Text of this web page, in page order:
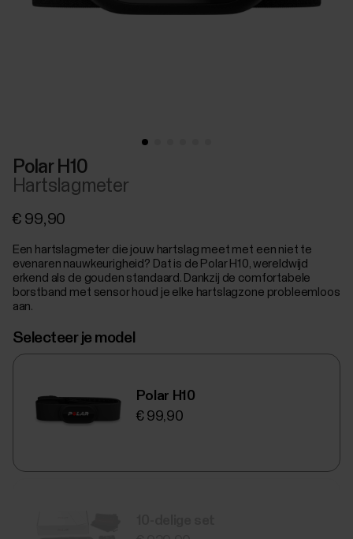
Polar H10
Hartslagmeter
€ 99,90
Een hartslagmeter die jouw hartslag meet met een niet te
evenaren nauwkeurigheid? Dat is de Polar H10, wereldwijd
erkend als de gouden standaard. Dankzij de comfortabele
borstband met sensor houd je elke hartslagzone probleemloos
aan.
Selecteer je model
Polar H10
€ 99,90